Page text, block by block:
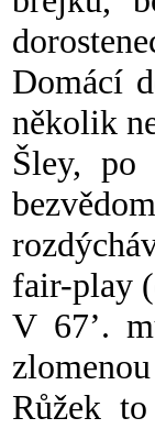
Domácí
několik
Šley,
fair-play
V 67’.
Růžek